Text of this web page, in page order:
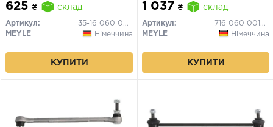
625 ₴ склад
Артикул:
35-16 060 0021/HD
MEYLE
Німеччина
КУПИТИ
1 037 ₴ склад
Артикул:
716 060 0014/HD
MEYLE
Німеччина
КУПИТИ